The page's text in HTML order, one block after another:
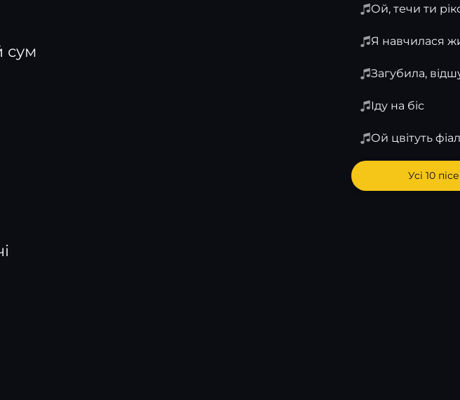
сум
Ой, течи ти
Я навчилася
Загубила,
Іду на біс
Ой цвітуть
Усі 10